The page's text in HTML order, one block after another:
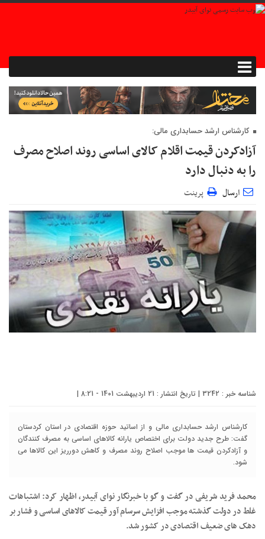
کارشناس ارشد حسابداری مالی:
آزادکردن قیمت اقلام کالای اساسی روند اصلاح مصرف
را به دنبال دارد
ارسال پرینت
شناسه خبر : 3242 | تاریخ انتشار : 21 اردیبهشت 1401 - 8:21 |
کارشناس ارشد حسابداری مالی و از اساتید حوزه اقتصادی در استان کردستان
گفت: طرح جدید دولت برای اختصاص یارانه کالاهای اساسی به مصرف کنندگان
و آزادکردن قیمت ها موجب اصلاح روند مصرف و کاهش دورریز این کالاها می
شود.
محمد فرید شریفی در گفت و گو با خبرنگار نوای آبیدر، اظهار کرد: اشتباهات
غلط در دولت گذشته موجب افزایش سرسام آور قیمت کالاهای اساسی و فشار بر
دهک های ضعیف اقتصادی در کشور شد.